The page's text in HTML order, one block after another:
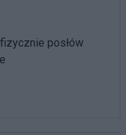
posłów